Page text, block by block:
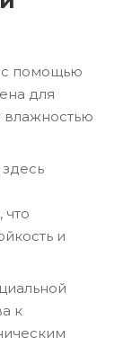
с помощью
для
влажностью
и
к